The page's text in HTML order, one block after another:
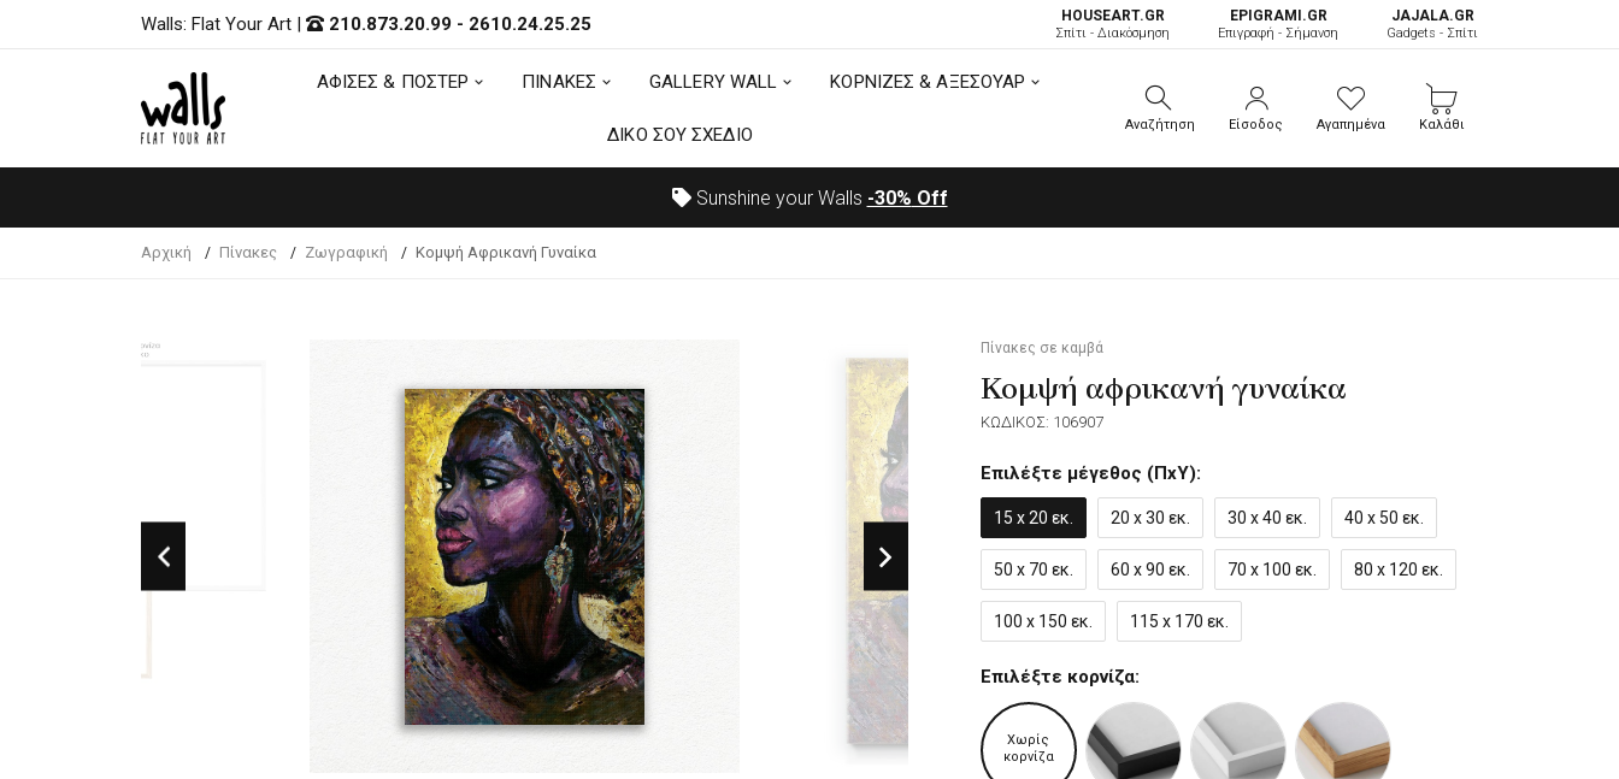
ΑΦΙΣΕΣ & ΠΟΣΤΕΡ ΠΙΝΑΚΕΣ
ΔΙΚΟ ΣΟΥ ΣΧΕΔΙΟ
Walls: Flat Your Art | 210.873.20.99 - 2610.24.25.25 HOUSEART.GR
Σπίτι - Διακόσμηση
ΕPIGRAMI.GR
Επιγραφή - Σήμανση
JAJALA.GR
Gadgets - Σπίτι
ΑΦΙΣΕΣ & ΠΟΣΤΕΡ ΠΙΝΑΚΕΣ GALLERY WALL ΚΟΡΝΙΖΕΣ & ΑΞΕΣΟΥΑΡ
ΔΙΚΟ ΣΟΥ ΣΧΕΔΙΟ Αναζήτηση Είσοδος Αγαπημένα Καλάθι
Sunshine your Walls -30% Off
Αρχική Πίνακες Ζωγραφική Κομψή Αφρικανή Γυναίκα
Πίνακες σε καμβά
Κομψή αφρικανή γυναίκα
ΚΩΔΙΚΟΣ: 106907
Επιλέξτε μέγεθος (ΠxΥ):
15 x 20 εκ. 20 x 30 εκ. 30 x 40 εκ. 40 x 50 εκ.
50 x 70 εκ. 60 x 90 εκ. 70 x 100 εκ. 80 x 120 εκ.
100 x 150 εκ. 115 x 170 εκ.
Επιλέξτε κορνίζα:
Χωρίς
κορνίζα